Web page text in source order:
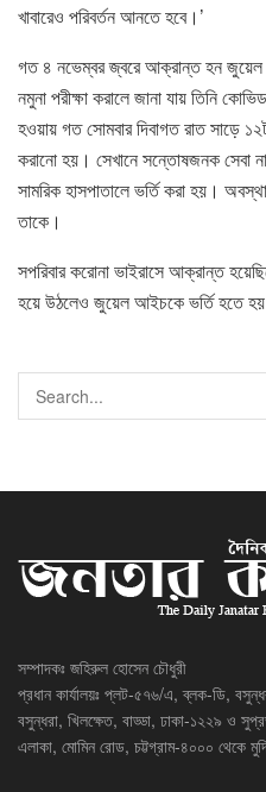
খাবারেও পরিবর্তন আনতে হবে।’
গত ৪ নভেম্বর জ্বরে আক্রান্ত হন জুয়েল
নমুনা পরীক্ষা করালে জানা যায় তিনি
হওয়ায় গত সোমবার দিবাগত রাত সাড়ে
করানো হয়। সেখানে সন্তোষজনক সেবা
সামরিক হাসপাতালে ভর্তি করা হয়।
তাকে।
সপরিবার করোনা ভাইরাসে আক্রান্ত
হয়ে উঠলেও জুয়েল আইচকে ভর্তি হতে হয়
সম্পাদকঃ জহিরুল হোসেন চৌধুরী
প্রধান কার্যালয়ঃ প্লট-৫৭৬/এ, ব্লক-ডি,
বসুন্ধরা, খিলক্ষেত, বাড্ডা, ঢাকা-১২২৯ ও
এলাকা, মোমিন রোড, চট্টগ্রাম-৪০০০ থেকে